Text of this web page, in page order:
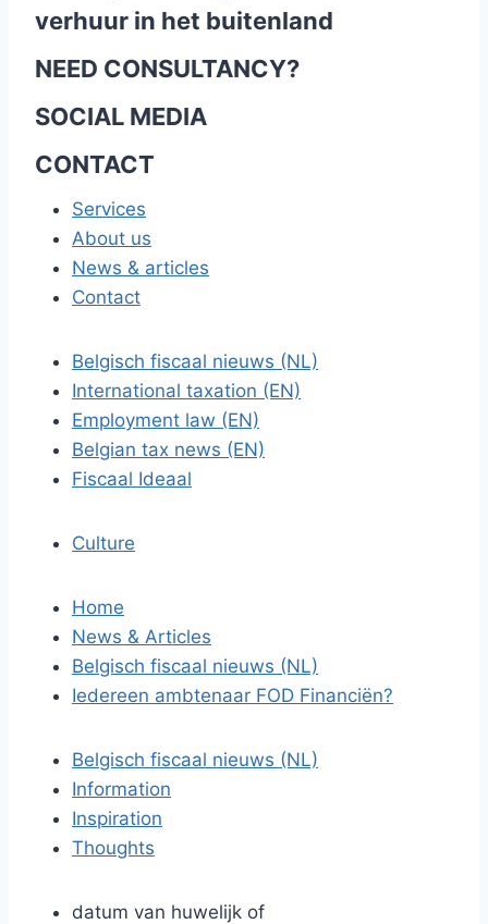
verhuur in het buitenland
NEED CONSULTANCY?
SOCIAL MEDIA
CONTACT
Services
About us
News & articles
Contact
Belgisch fiscaal nieuws (NL)
International taxation (EN)
Employment law (EN)
Belgian tax news (EN)
Fiscaal Ideaal
Culture
Home
News & Articles
Belgisch fiscaal nieuws (NL)
Iedereen ambtenaar FOD Financiën?
Belgisch fiscaal nieuws (NL)
Information
Inspiration
Thoughts
datum van huwelijk of